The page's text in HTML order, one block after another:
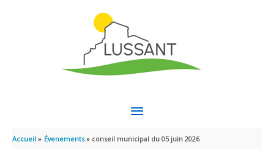
MENU
PRINCIPAL
Accueil Évenements conseil municipal du 05 juin 2026